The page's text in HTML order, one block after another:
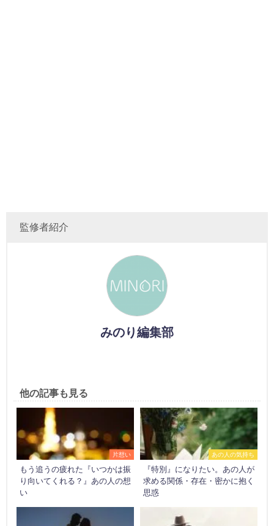
監修者紹介
みのり編集部
他の記事も見る
片想い
もう追うの疲れた『いつかは振
り向いてくれる？』あの人の想
い
あの人の気持ち
『特別』になりたい。あの人が
求める関係・存在・密かに抱く
思惑